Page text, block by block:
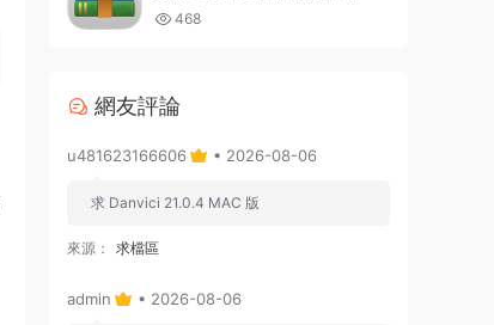
器 468
網友評論
u481623166606 • 2026-08-06
求 Danvici 21.0.4 MAC 版
來源： 求檔區
admin • 2026-08-06